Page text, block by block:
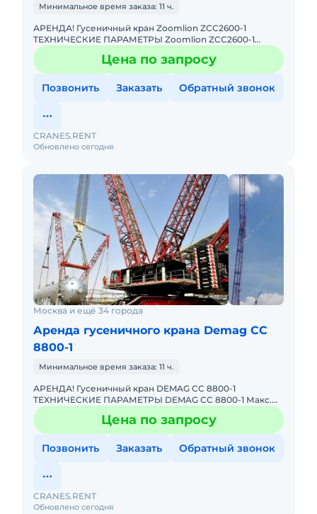
Минимальное время заказа: 11 ч.
АРЕНДА! Гусеничный кран Zoomlion ZCC2600-1
ТЕХНИЧЕСКИЕ ПАРАМЕТРЫ Zoomlion ZCC2600-1
Грузоподъемность: 260 тонн. Основная стрела,
максимальная длинна: 83 м.Цена по запросу
Позвонить Заказать Обратный звонок
Обновлено сегодня
CRANES.RENT
Москва и ещё 34 города
Аренда гусеничного крана Demag CC
8800-1
Минимальное время заказа: 11 ч.
АРЕНДА! Гусеничный кран DEMAG CC 8800-1
ТЕХНИЧЕСКИЕ ПАРАМЕТРЫ DEMAG CC 8800-1 Макс.
грузоподъёмность: 1600 т Макс. высота подъёма: 240 м
Главная стрела: 15Цена по запросу
Позвонить Заказать Обратный звонок
Обновлено сегодня
CRANES.RENT